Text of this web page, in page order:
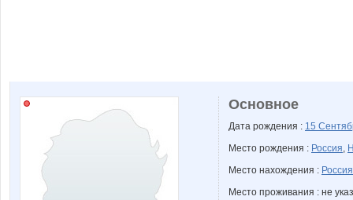
Основное
Дата рождения : 15
Место рождения : Россия,
Место нахождения : Россия
Место проживания : не